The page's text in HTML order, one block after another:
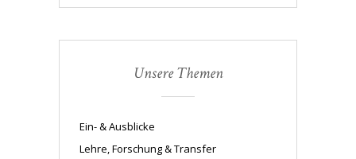
Unsere Themen
Ein- & Ausblicke
Lehre, Forschung & Transfer